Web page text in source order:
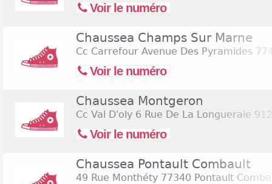
Voir le numéro
Chaussea Champs Sur Marne
Cc Carrefour Avenue Des Pyramides
Voir le numéro
Chaussea Montgeron
Cc Val D'oly 6 Rue De La Longueraie
Voir le numéro
Chaussea Pontault Combault
49 Rue Monthéty 77340 Pontault